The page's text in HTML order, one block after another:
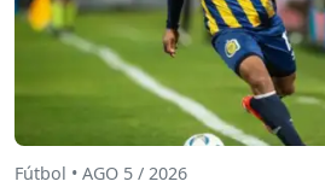
Fútbol • AGO 5 / 2026